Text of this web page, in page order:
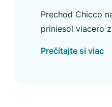
zlepšilo
zážitok
Prechod Chicco
priniesol viacero
zvýšeného
Prečítajte si viac